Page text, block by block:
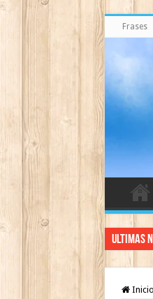
Frases
Ultimas
Inicio